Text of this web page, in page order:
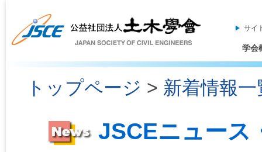
サイ
学会
トップページ > 新着情報一
JSCEニュース